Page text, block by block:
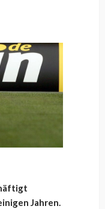
Jahren.